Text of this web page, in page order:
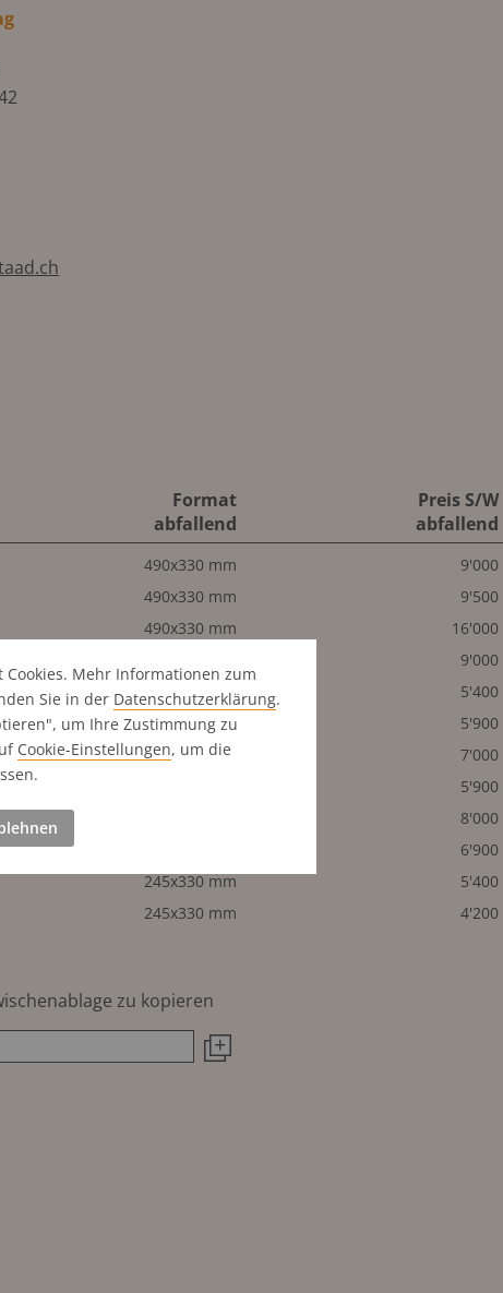
Format
abfallend
Preis S/W
abfallend
490x330 mm 9'000
490x330 mm 9'500
490x330 mm 16'000
9'000
245x330 mm 5'400
245x330 mm 5'900
245x330 mm 7'000
5'900
8'000
6'900
245x330 mm 5'400
245x330 mm 4'200
zu kopieren
Cookies. Mehr Informationen zum
Sie in der Datenschutz­erklärung.
um Ihre Zustimmung zu
Cookie-Einstellungen, um die